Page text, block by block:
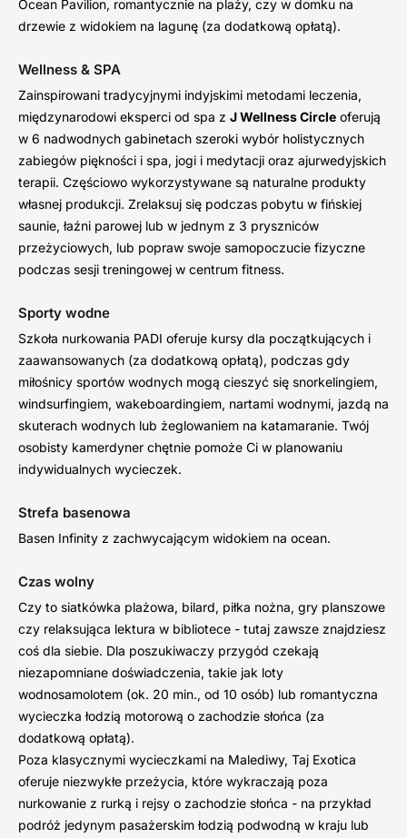
Ocean Pavilion, romantycznie na plaży, czy w domku na
drzewie z widokiem na lagunę (za dodatkową opłatą).
Wellness & SPA
Zainspirowani tradycyjnymi indyjskimi metodami leczenia,
międzynarodowi eksperci od spa z J Wellness Circle oferują
w 6 nadwodnych gabinetach szeroki wybór holistycznych
zabiegów piękności i spa, jogi i medytacji oraz ajurwedyjskich
terapii. Częściowo wykorzystywane są naturalne produkty
własnej produkcji. Zrelaksuj się podczas pobytu w fińskiej
saunie, łaźni parowej lub w jednym z 3 pryszniców
przeżyciowych, lub popraw swoje samopoczucie fizyczne
podczas sesji treningowej w centrum fitness.
Sporty wodne
Szkoła nurkowania PADI oferuje kursy dla początkujących i
zaawansowanych (za dodatkową opłatą), podczas gdy
miłośnicy sportów wodnych mogą cieszyć się snorkelingiem,
windsurfingiem, wakeboardingiem, nartami wodnymi, jazdą na
skuterach wodnych lub żeglowaniem na katamaranie. Twój
osobisty kamerdyner chętnie pomoże Ci w planowaniu
indywidualnych wycieczek.
Strefa basenowa
Basen Infinity z zachwycającym widokiem na ocean.
Czas wolny
Czy to siatkówka plażowa, bilard, piłka nożna, gry planszowe
czy relaksująca lektura w bibliotece - tutaj zawsze znajdziesz
coś dla siebie. Dla poszukiwaczy przygód czekają
niezapomniane doświadczenia, takie jak loty
wodnosamolotem (ok. 20 min., od 10 osób) lub romantyczna
wycieczka łodzią motorową o zachodzie słońca (za
dodatkową opłatą).
Poza klasycznymi wycieczkami na Malediwy, Taj Exotica
oferuje niezwykłe przeżycia, które wykraczają poza
nurkowanie z rurką i rejsy o zachodzie słońca - na przykład
podróż jedynym pasażerskim łodzią podwodną w kraju lub